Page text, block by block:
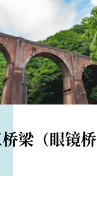
梁（眼镜桥